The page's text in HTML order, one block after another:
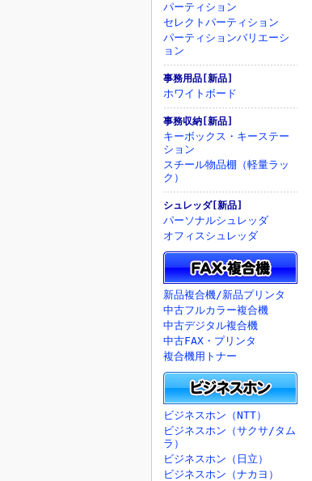
パーティション
セレクトパーティション
パーティションバリエーシ
ョン
事務用品[新品]
ホワイトボード
事務収納[新品]
キーボックス・キーステー
ション
スチール物品棚（軽量ラッ
ク）
シュレッダ[新品]
パーソナルシュレッダ
オフィスシュレッダ
新品複合機/新品プリンタ
中古フルカラー複合機
中古デジタル複合機
中古FAX・プリンタ
複合機用トナー
ビジネスホン（NTT）
ビジネスホン（サクサ/タム
ラ）
ビジネスホン（日立）
ビジネスホン（ナカヨ）